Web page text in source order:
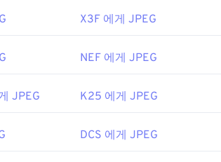
X3F 에게 JPEG
NEF 에게 JPEG
JPEG K25 에게 JPEG
DCS 에게 JPEG